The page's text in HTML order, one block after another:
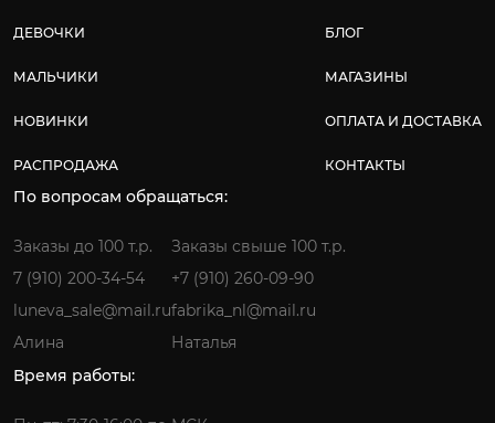
ДЕВОЧКИ
МАЛЬЧИКИ
НОВИНКИ
РАСПРОДАЖА
БЛОГ
МАГАЗИНЫ
ОПЛАТА И ДОСТАВКА
КОНТАКТЫ
По вопросам обращаться:
Заказы до 100 т.р.
7 (910) 200-34-54
luneva_sale@mail.ru
Алина
Заказы свыше 100 т.р.
+7 (910) 260-09-90
fabrika_nl@mail.ru
Наталья
Время работы: